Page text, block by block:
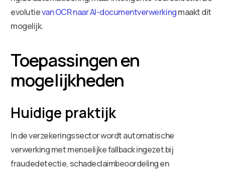
evolutievan OCR naar AI-documentverwerkingmaakt dit
mogelijk.
Toepassingen en
mogelijkheden
Huidige praktijk
In de verzekeringssector wordt automatische
verwerking met menselijke fallback ingezet bij
fraudedetectie, schadeclaimbeoordeling en